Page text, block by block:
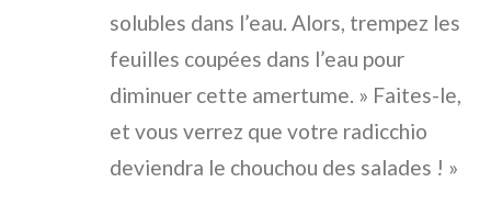
solubles dans l’eau. Alors, trempez les
feuilles coupées dans l’eau pour
diminuer cette amertume. » Faites-le,
et vous verrez que votre radicchio
deviendra le chouchou des salades ! »